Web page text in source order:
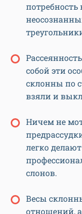
собой эти
склонны по
взяли и
Ничем не
легко
слонов.
Весы
отношений,